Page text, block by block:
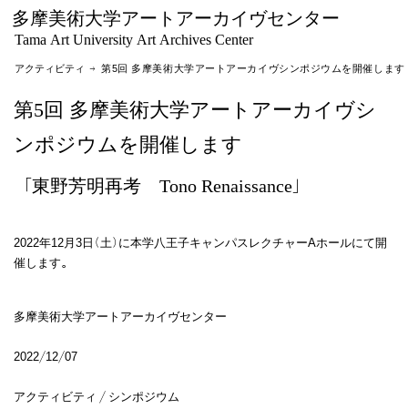
多摩美術大学アートアーカイヴセンター
Tama Art University Art Archives Center
アクティビティ → 第5回 多摩美術大学アートアーカイヴシンポジウムを開催します
第5回 多摩美術大学アートアーカイヴシ
ンポジウムを開催します
「東野芳明再考 Tono Renaissance」
2022年12月3日(土)に本学八王子キャンパスレクチャーAホールにて開
催します。
多摩美術大学アートアーカイヴセンター
2022/12/07
アクティビティ / シンポジウム